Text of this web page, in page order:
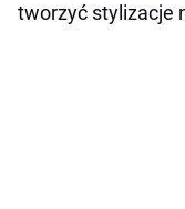
tworzyć stylizacje